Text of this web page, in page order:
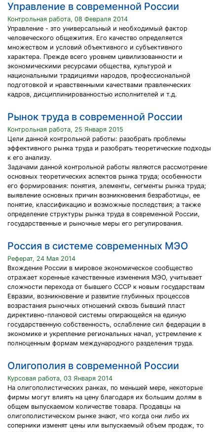
Управление в современной России
Контрольная работа, 08 Февраля 2014
Управление - это универсальный и необходимый фактор
человеческого общежития. Его качество определяется
множеством и условий объективного и субъективного
характера. Прежде всего уровнем цивилизованности и
экономическими ресурсами общества, культурой и
национальными традициями народов, профессиональной
подготовкой и нравственными качествами правленческих
кадров, дисциплинированностью исполнителей и т.д.
Рынок труда в современной России
Контрольная работа, 25 Января 2015
Цели данной контрольной работы: разобрать проблемы
эффективного рынка труда и разобрать теоретические подходы
к его анализу.
Задачами данной контрольной работы являются рассмотрение
основных теоретических аспектов рынка труда; особенности
его формирования: понятия, элементы, сегменты рынка труда;
выявление основных причин возникновения безработицы, ее
понятие, классификацию и возможные последствия; а также
определение структуры рынка труда в современной России,
государственные и рыночные меры его регулирования.
Россия в системе современных МЭО
Реферат, 24 Мая 2014
Вхождение России в мировое экономическое сообщество
отражает коренные качественные изменения МЭО, учитывает
сложности перехода от бывшего СССР к новым государствам
Евразии, возникновение и развитие глубинных процессов
возрастания рыночных отношений сквозь бывший пласт
директивно-плановой системы опирающейся на единую
государственную собственность, ослабление сил федерации в
экономике и укрепление региональных начал, устремление к
полноценным формам международного разделения труда.
Олигополия в современной России
Курсовая работа, 03 Января 2014
На олигополистических ранках, по меньшей мере, некоторые
фирмы могут влиять на цену благодаря их большим долям в
общем выпускаемом количестве товара. Продавцы на
олигополистическом рынке знают, что когда они либо их
соперники изменят цены или выпускаемый объем продаж, то